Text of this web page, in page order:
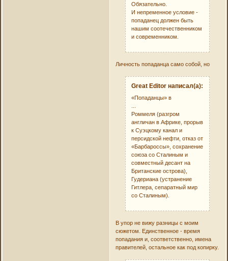
Обязательно.
И непременное условие -
попаданец должен быть
нашим соотечественником
и современником.
Личность попаданца само собой, но
Great Editor написал(а):
«Попаданцы» в
Роммеля (разгром
англичан в Африке, прорыв
к Суэцкому канал и
персидской нефти, отказ от
«Барбароссы», сохранение
союза со Сталиным и
совместный десант на
Британские острова),
Гудериана (устранение
Гитлера, сепаратный мир
со Сталиным).
В упор не вижу разницы с моим
сюжетом. Единственное - время
попадания и, соответственно, имена
правителей, остальное как под копирку.